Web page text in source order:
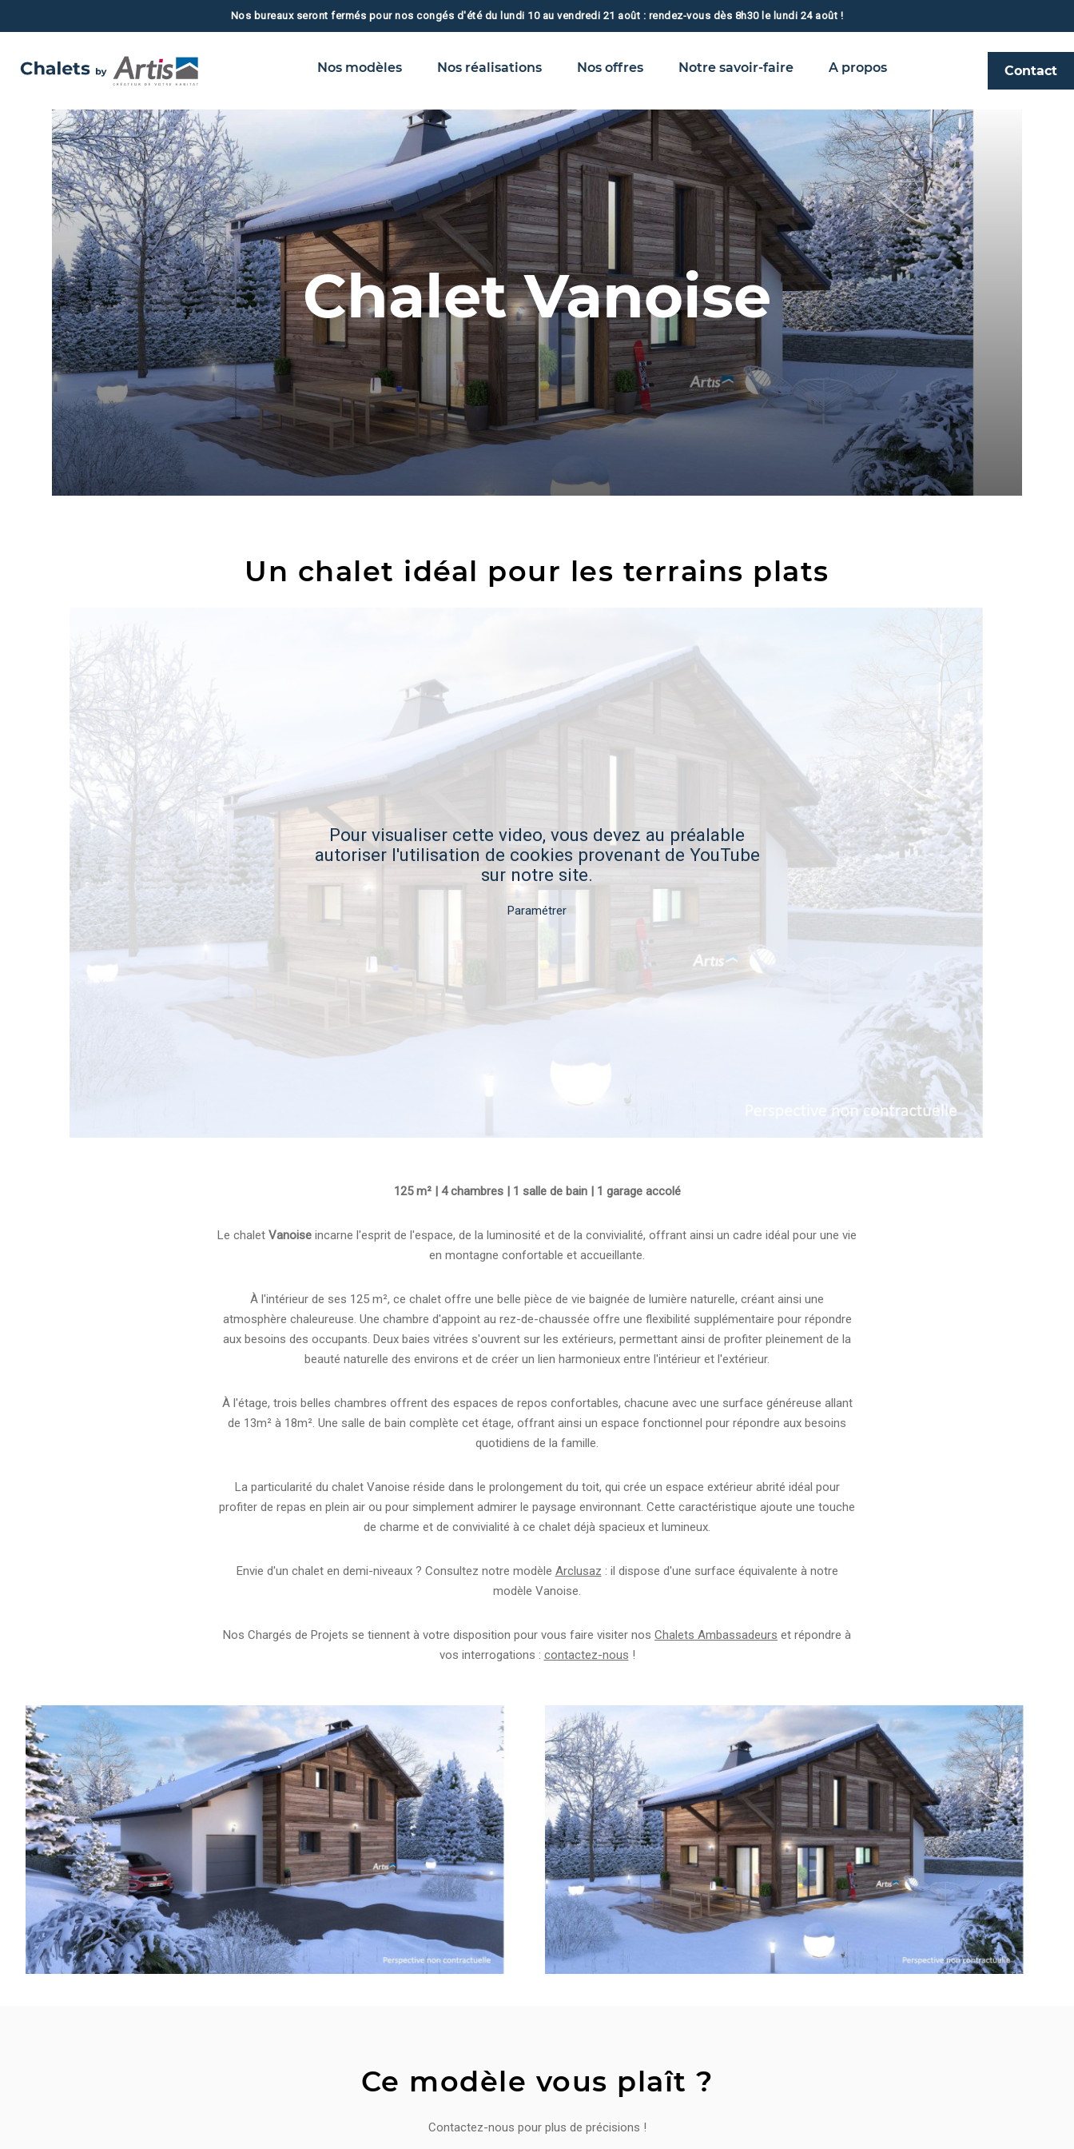
Nos bureaux seront fermés pour nos congés d'été du lundi 10 au vendredi 21 août : rendez-vous dès 8h30 le lundi 24 août !
Nos modèles Nos réalisations Nos offres Notre savoir-faire A propos Contact
Chalet Vanoise
Un chalet idéal pour les terrains plats
Pour visualiser cette video, vous devez au préalable
autoriser l'utilisation de cookies provenant de YouTube
sur notre site.
Paramétrer
125 m² | 4 chambres | 1 salle de bain | 1 garage accolé
Le chalet Vanoise incarne l'esprit de l'espace, de la luminosité et de la convivialité, offrant ainsi un cadre idéal pour une vie
en montagne confortable et accueillante.
À l'intérieur de ses 125 m², ce chalet offre une belle pièce de vie baignée de lumière naturelle, créant ainsi une
atmosphère chaleureuse. Une chambre d'appoint au rez-de-chaussée offre une flexibilité supplémentaire pour répondre
aux besoins des occupants. Deux baies vitrées s'ouvrent sur les extérieurs, permettant ainsi de profiter pleinement de la
beauté naturelle des environs et de créer un lien harmonieux entre l'intérieur et l'extérieur.
À l'étage, trois belles chambres offrent des espaces de repos confortables, chacune avec une surface généreuse allant
de 13m² à 18m². Une salle de bain complète cet étage, offrant ainsi un espace fonctionnel pour répondre aux besoins
quotidiens de la famille.
La particularité du chalet Vanoise réside dans le prolongement du toit, qui crée un espace extérieur abrité idéal pour
profiter de repas en plein air ou pour simplement admirer le paysage environnant. Cette caractéristique ajoute une touche
de charme et de convivialité à ce chalet déjà spacieux et lumineux.
Envie d'un chalet en demi-niveaux ? Consultez notre modèle Arclusaz : il dispose d'une surface équivalente à notre
modèle Vanoise.
Nos Chargés de Projets se tiennent à votre disposition pour vous faire visiter nos Chalets Ambassadeurs et répondre à
vos interrogations : contactez-nous !
Ce modèle vous plaît ?
Contactez-nous pour plus de précisions !